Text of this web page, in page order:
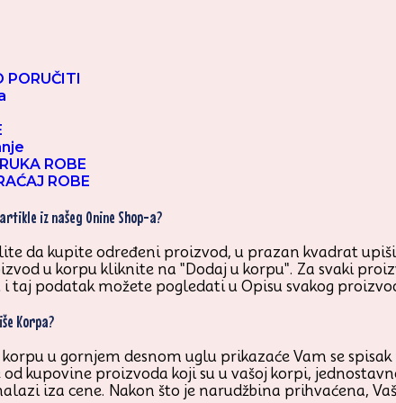
PORUČITI
ROBE
ROBE
iz našeg Onine Shop-a?
da kupite određeni proizvod, u prazan kvadrat
u korpu kliknite na "Dodaj u korpu". Za svaki
i taj podatak možete pogledati u Opisu svakog
Korpa?
u gornjem desnom uglu prikazaće Vam se
kupovine proizvoda koji su u vašoj korpi,
iza cene. Nakon što je narudžbina prihvaćena,